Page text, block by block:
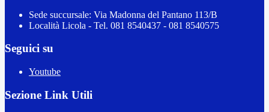
Sede succursale: Via Madonna del Pantano 113/B
Località Licola - Tel. 081 8540437 - 081 8540575
Seguici su
Youtube
Sezione Link Utili